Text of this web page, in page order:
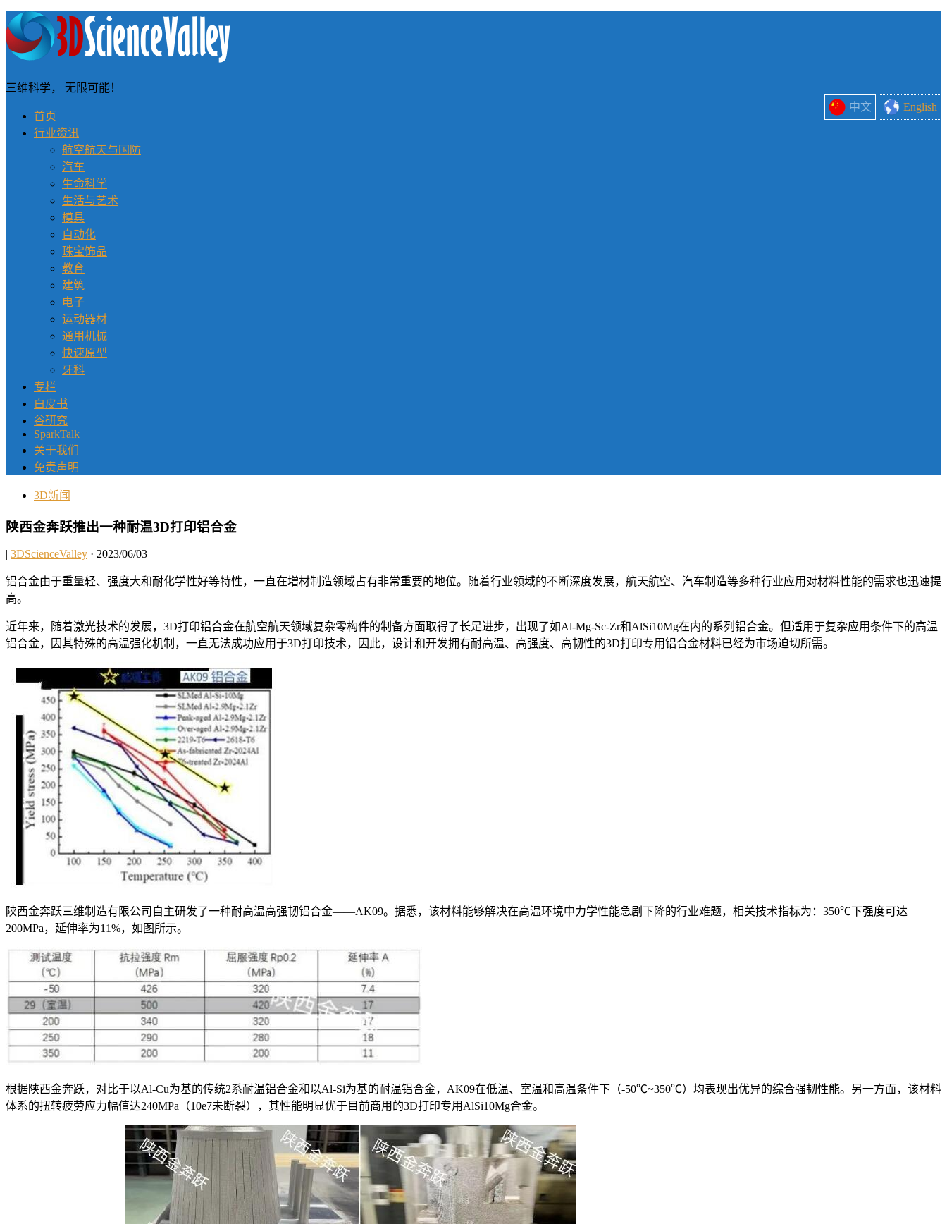
中文 English
三维科学， 无限可能！
首页
行业资讯
航空航天与国防
汽车
生命科学
生活与艺术
模具
自动化
珠宝饰品
教育
建筑
电子
运动器材
通用机械
快速原型
牙科
专栏
白皮书
谷研究
SparkTalk
关于我们
免责声明
3D新闻
陕西金奔跃推出一种耐温3D打印铝合金
| 3DScienceValley · 2023/06/03
铝合金由于重量轻、强度大和耐化学性好等特性，一直在増材制造领域占有非常重要的地位。随着行业领域的不断深度发展，航天航空、汽车制造等多种行业应用对材料性能的需求也迅速提
高。
近年来，随着激光技术的发展，3D打印铝合金在航空航天领域复杂零构件的制备方面取得了长足进步，出现了如Al-Mg-Sc-Zr和AlSi10Mg在内的系列铝合金。但适用于复杂应用条件下的高温
铝合金，因其特殊的高温强化机制，一直无法成功应用于3D打印技术，因此，设计和开发拥有耐高温、高强度、高韧性的3D打印专用铝合金材料已经为市场迫切所需。
陕西金奔跃三维制造有限公司自主研发了一种耐高温高强韧铝合金——AK09。据悉，该材料能够解决在高温环境中力学性能急剧下降的行业难题，相关技术指标为：350℃下强度可达
200MPa，延伸率为11%，如图所示。
根据陕西金奔跃，对比于以Al-Cu为基的传统2系耐温铝合金和以Al-Si为基的耐温铝合金，AK09在低温、室温和高温条件下（-50℃~350℃）均表现出优异的综合强韧性能。另一方面，该材料
体系的扭转疲劳应力幅值达240MPa（10e7未断裂），其性能明显优于目前商用的3D打印专用AlSi10Mg合金。